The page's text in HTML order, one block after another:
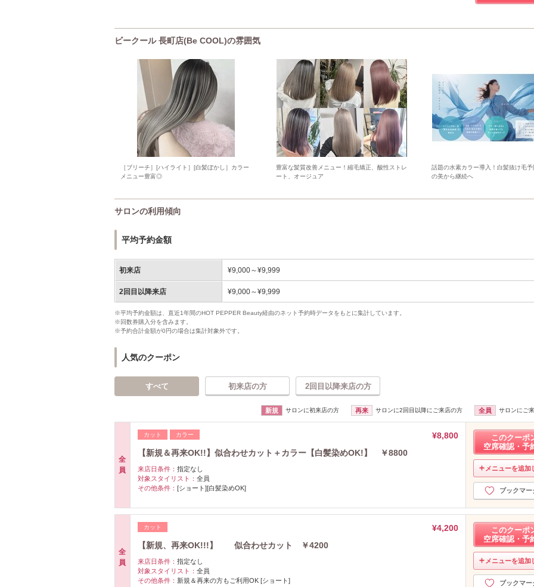
ビークール 長町店(Be COOL)の雰囲気
［ブリーチ］[ハイライト］[白髪ぼかし］カラー
メニュー豊富◎
豊富な髪質改善メニュー！縮毛矯正、酸性ストレ
ート、オージュア
話題の水素カラー導入！白髪抜け毛
の美から継続へ
サロンの利用傾向
平均予約金額
初来店 ¥9,000～¥9,999
2回目以降来店 ¥9,000～¥9,999
※平均予約金額は、直近1年間のHOT PEPPER Beauty経由のネット予約時データをもとに集計しています。
※回数券購入分を含みます。
※予約合計金額が0円の場合は集計対象外です。
人気のクーポン
すべて 初来店の方 2回目以降来店の方
新規 サロンに初来店の方 再来 サロンに2回目以降にご来店の方 全員 サロンにご
全
員
カット カラー
¥8,800
【新規＆再来OK!!】似合わせカット＋カラー【白髪染めOK!】 ￥8800
来店日条件： 指定なし
対象スタイリスト： 全員
その他条件： [ショート][白髪染めOK]
このクーポ
空席確認・予
メニューを追加
ブックマー
全
員
カット
¥4,200
【新規、再来OK!!!】 似合わせカット ￥4200
来店日条件： 指定なし
対象スタイリスト： 全員
その他条件： 新規＆再来の方もご利用OK [ショート]
このクーポ
空席確認・予
メニューを追加
ブックマー